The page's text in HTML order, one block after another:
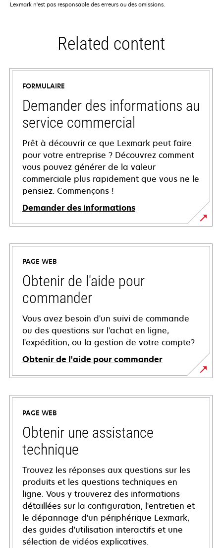
Lexmark n'est pas responsable des erreurs ou des omissions.
Related content
FORMULAIRE
Demander des informations au
service commercial
Prêt à découvrir ce que Lexmark peut faire
pour votre entreprise ? Découvrez comment
vous pouvez générer de la valeur
commerciale plus rapidement que vous ne le
pensiez. Commençons !
Demander des informations
PAGE WEB
Obtenir de l'aide pour
commander
Vous avez besoin d'un suivi de commande
ou des questions sur l'achat en ligne,
l'expédition, ou la gestion de votre compte?
Obtenir de l'aide pour commander
PAGE WEB
Obtenir une assistance
technique
Trouvez les réponses aux questions sur les
produits et les questions techniques en
ligne. Vous y trouverez des informations
détaillées sur la configuration, l'entretien et
le dépannage d'un périphérique Lexmark,
des guides d'utilisation interactifs et une
sélection de vidéos explicatives.